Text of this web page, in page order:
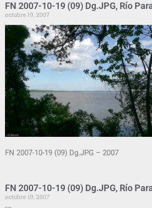
FN 2007-10-19 (09) Dg.JPG, Río
octubre 19, 2007
FN 2007-10-19 (09) Dg.JPG – 2007
FN 2007-10-19 (09) Dg.JPG, Río
octubre 19, 2007